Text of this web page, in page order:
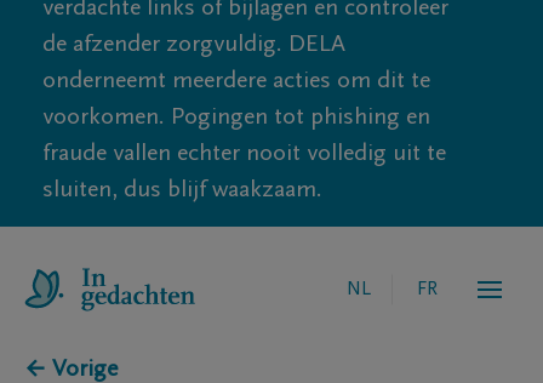
verdachte links of bijlagen en controleer
de afzender zorgvuldig. DELA
onderneemt meerdere acties om dit te
voorkomen. Pogingen tot phishing en
fraude vallen echter nooit volledig uit te
sluiten, dus blijf waakzaam.
NL FR
← Vorige